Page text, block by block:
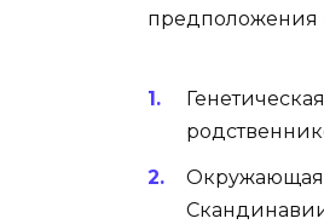
предположения
Окружающая